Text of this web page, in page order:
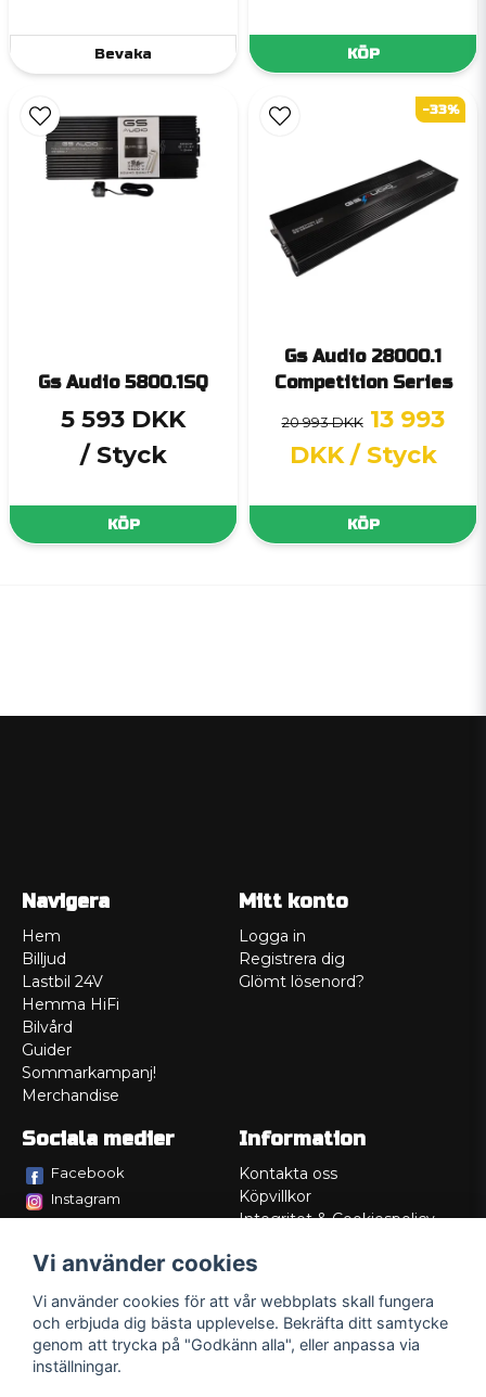
Bevaka KÖP
Gs Audio 5800.1SQ
5 593 DKK
/ Styck
KÖP
Gs Audio 28000.1
Competition Series
20 993 DKK 13 993
DKK / Styck
KÖP
-33%
Navigera
Hem
Billjud
Lastbil 24V
Hemma HiFi
Bilvård
Guider
Sommarkampanj!
Merchandise
Mitt konto
Logga in
Registrera dig
Glömt lösenord?
Sociala medier
Facebook
Instagram
Information
Kontakta oss
Köpvillkor
Integritet & Cookiespolicy
Service/Garanti
Lådritning
Om oss
Vi använder cookies
Vi använder cookies för att vår webbplats skall fungera
och erbjuda dig bästa upplevelse. Bekräfta ditt samtycke
genom att trycka på "Godkänn alla", eller anpassa via
inställningar.